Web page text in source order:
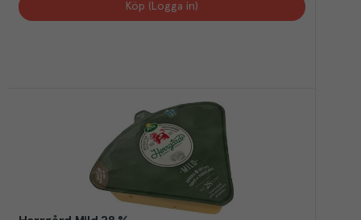
Köp (Logga in)